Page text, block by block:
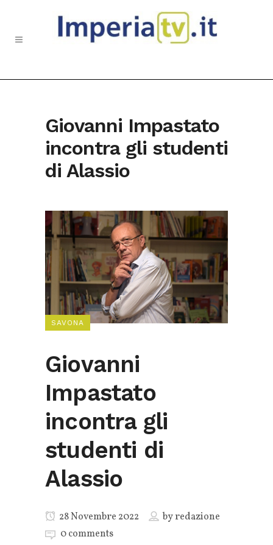
Giovanni Impastato
incontra gli studenti
di Alassio
SAVONA
Giovanni
Impastato
incontra gli
studenti di
Alassio
28 Novembre 2022 byredazione
0 comments